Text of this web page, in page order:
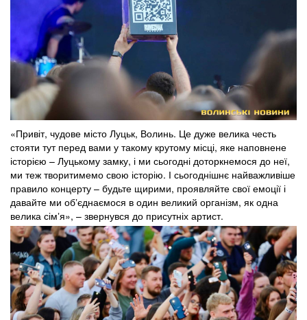
«Привіт, чудове місто Луцьк, Волинь. Це дуже велика честь
стояти тут перед вами у такому крутому місці, яке наповнене
історією – Луцькому замку, і ми сьогодні доторкнемося до неї,
ми теж творитимемо свою історію. І сьогоднішнє найважливіше
правило концерту – будьте щирими, проявляйте свої емоції і
давайте ми обʼєднаємося в один великий організм, як одна
велика сімʼя», – звернувся до присутніх артист.